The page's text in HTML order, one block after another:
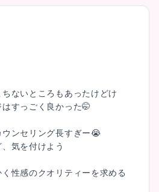
ないところもあったけどけ
すっごく良かった🤭
ンセリング長すぎー😭
気を付けよう
性感のクオリティーを求める